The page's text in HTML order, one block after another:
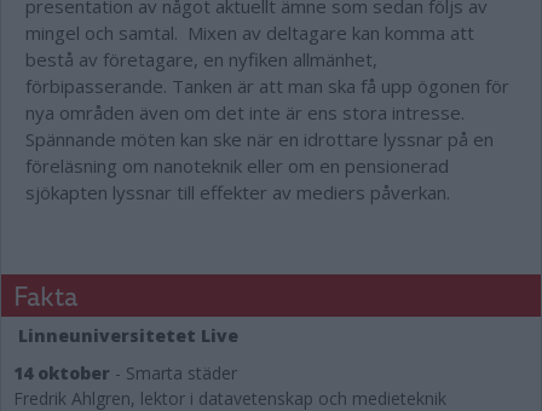
presentation av något aktuellt ämne som sedan följs av
mingel och samtal. Mixen av deltagare kan komma att
bestå av företagare, en nyfiken allmänhet,
förbipasserande. Tanken är att man ska få upp ögonen för
nya områden även om det inte är ens stora intresse.
Spännande möten kan ske när en idrottare lyssnar på en
föreläsning om nanoteknik eller om en pensionerad
sjökapten lyssnar till effekter av mediers påverkan.
Fakta
Linneuniversitetet Live
14 oktober - Smarta städer
Fredrik Ahlgren, lektor i datavetenskap och medieteknik